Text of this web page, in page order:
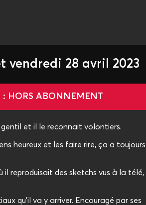
vendredi 28 avril 2023
HORS ABONNEMENT
et il le reconnait volontiers.
heureux et les faire rire, ça a toujours
il reproduisait des sketchs vus à la télé,
qu’il va y arriver. Encouragé par ses